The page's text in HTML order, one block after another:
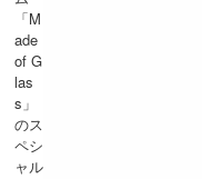
「M
ade
of G
las
s」
のス
ペシ
ャル